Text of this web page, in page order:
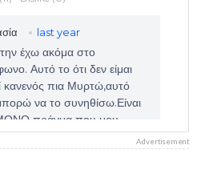
Advertisement